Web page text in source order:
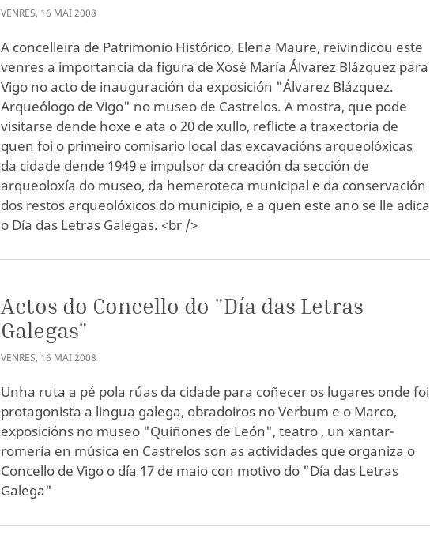
VENRES, 16 MAI2008
A concelleira de Patrimonio Histórico, Elena Maure, reivindicou este
venres a importancia da figura de Xosé María Álvarez Blázquez para
Vigo no acto de inauguración da exposición "Álvarez Blázquez.
Arqueólogo de Vigo" no museo de Castrelos. A mostra, que pode
visitarse dende hoxe e ata o 20 de xullo, reflicte a traxectoria de
quen foi o primeiro comisario local das excavacións arqueolóxicas
da cidade dende 1949 e impulsor da creación da sección de
arqueoloxía do museo, da hemeroteca municipal e da conservación
dos restos arqueolóxicos do municipio, e a quen este ano se lle adica
o Día das Letras Galegas. <br />
Actos do Concello do "Día das Letras
Galegas"
VENRES, 16 MAI2008
Unha ruta a pé pola rúas da cidade para coñecer os lugares onde foi
protagonista a lingua galega, obradoiros no Verbum e o Marco,
exposicións no museo "Quiñones de León", teatro , un xantar-
romería en música en Castrelos son as actividades que organiza o
Concello de Vigo o día 17 de maio con motivo do "Día das Letras
Galega"